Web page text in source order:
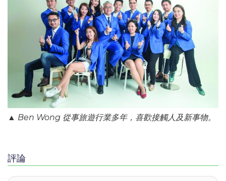
▲ Ben Wong 從事旅遊行業多年，喜歡接觸人及新事物。
評論